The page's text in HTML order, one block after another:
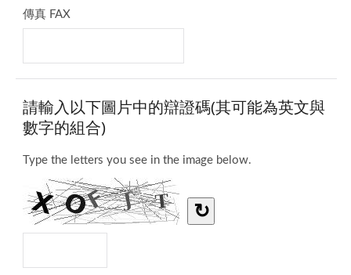
傳真 FAX
請輸入以下圖片中的辯證碼(其可能為英文與
數字的組合)
Type the letters you see in the image below.
↻